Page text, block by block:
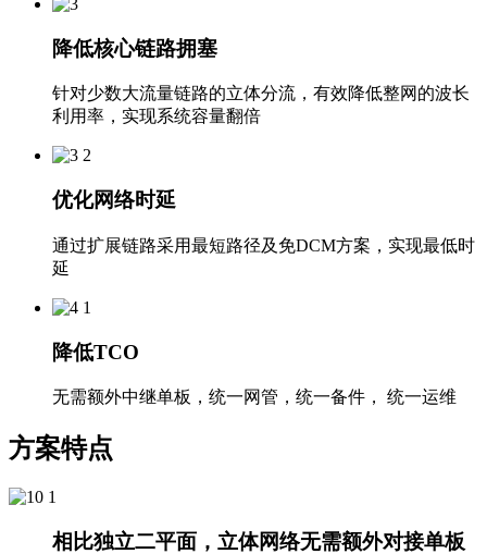
降低核心链路拥塞
针对少数大流量链路的立体分流，有效降低整网的波长
利用率，实现系统容量翻倍
优化网络时延
通过扩展链路采用最短路径及免DCM方案，实现最低时
延
降低TCO
无需额外中继单板，统一网管，统一备件， 统一运维
方案特点
相比独立二平面，立体网络无需额外对接单板